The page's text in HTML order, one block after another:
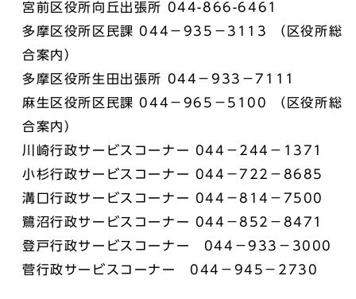
宮前区役所向丘出張所 044-866-6461
多摩区役所区民課 044－935－3113 （区役所総
合案内）
多摩区役所生田出張所 044－933－7111
麻生区役所区民課 044－965－5100 （区役所総
合案内）
川崎行政サービスコーナー 044－244－1371
小杉行政サービスコーナー 044－722－8685
溝口行政サービスコーナー 044－814－7500
鷺沼行政サービスコーナー 044－852－8471
登戸行政サービスコーナー 044－933－3000
菅行政サービスコーナー 044－945－2730